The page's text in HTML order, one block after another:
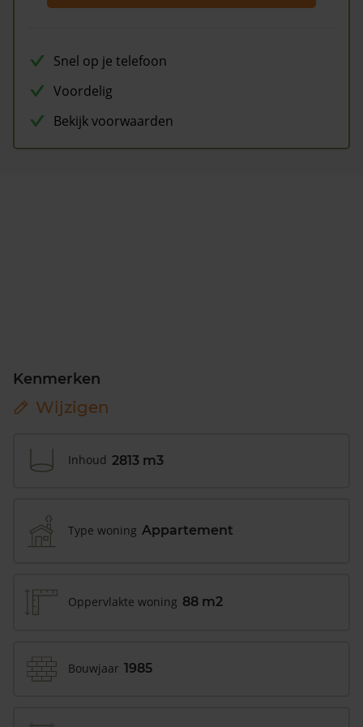
Snel op je telefoon
Voordelig
Bekijk voorwaarden
Kenmerken
Wijzigen
Inhoud 2813 m3
Type woning Appartement
Oppervlakte woning 88 m2
Bouwjaar 1985